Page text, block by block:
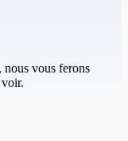
nous vous ferons